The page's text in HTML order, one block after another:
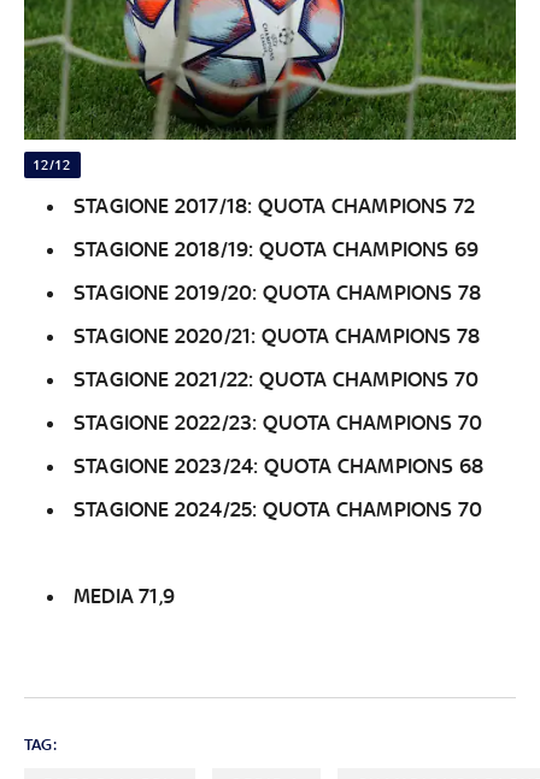
12/12
STAGIONE 2017/18: QUOTA CHAMPIONS 72
STAGIONE 2018/19: QUOTA CHAMPIONS 69
STAGIONE 2019/20: QUOTA CHAMPIONS 78
STAGIONE 2020/21: QUOTA CHAMPIONS 78
STAGIONE 2021/22: QUOTA CHAMPIONS 70
STAGIONE 2022/23: QUOTA CHAMPIONS 70
STAGIONE 2023/24: QUOTA CHAMPIONS 68
STAGIONE 2024/25: QUOTA CHAMPIONS 70
MEDIA 71,9
TAG: